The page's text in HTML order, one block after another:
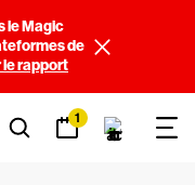
le Magic
de
rapport
1